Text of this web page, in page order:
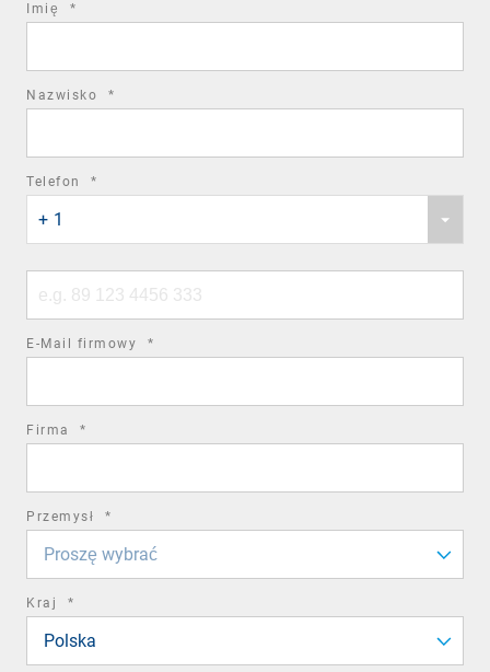
Imię *
Nazwisko *
Telefon *
country
code
+ 1
number
E-Mail firmowy *
Firma *
Przemysł *
Proszę wybrać
Kraj *
Polska